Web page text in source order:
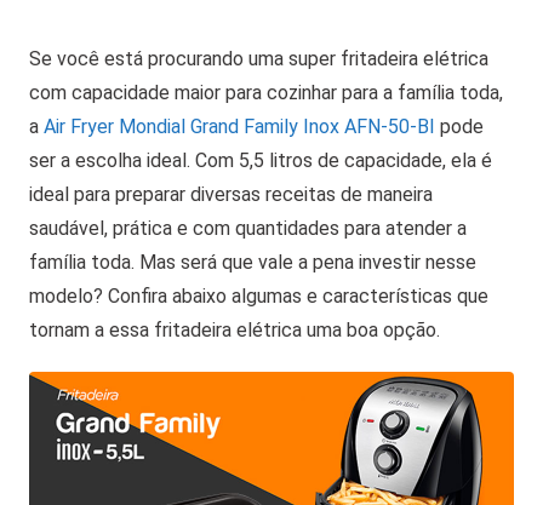
Se você está procurando uma super fritadeira elétrica
com capacidade maior para cozinhar para a família toda,
a Air Fryer Mondial Grand Family Inox AFN-50-BI pode
ser a escolha ideal. Com 5,5 litros de capacidade, ela é
ideal para preparar diversas receitas de maneira
saudável, prática e com quantidades para atender a
família toda. Mas será que vale a pena investir nesse
modelo? Confira abaixo algumas e características que
tornam a essa fritadeira elétrica uma boa opção.